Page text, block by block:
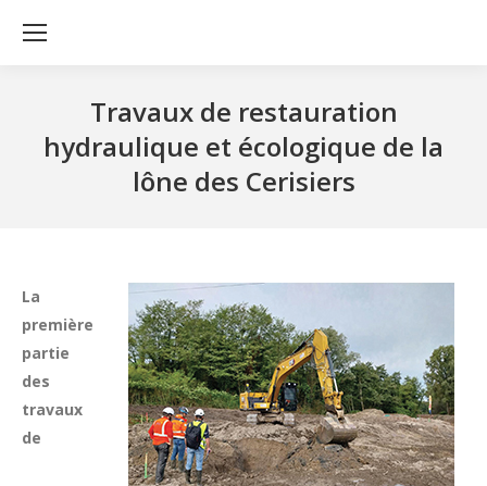
Travaux de restauration
hydraulique et écologique de la
lône des Cerisiers
La
première
partie
des
travaux
de